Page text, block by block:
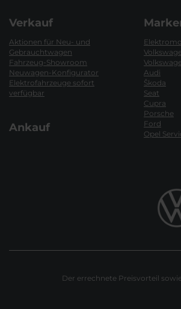
Verkauf
Aktionen für Neu- und
Gebrauchtwagen
Fahrzeug-Showroom
Neuwagen-Konfigurator
Elektrofahrzeuge sofort
verfügbar
Ankauf
Audi
Škoda
Seat
Cupra
Porsche
Ford
Opel
Der errechnete Preisvorteil